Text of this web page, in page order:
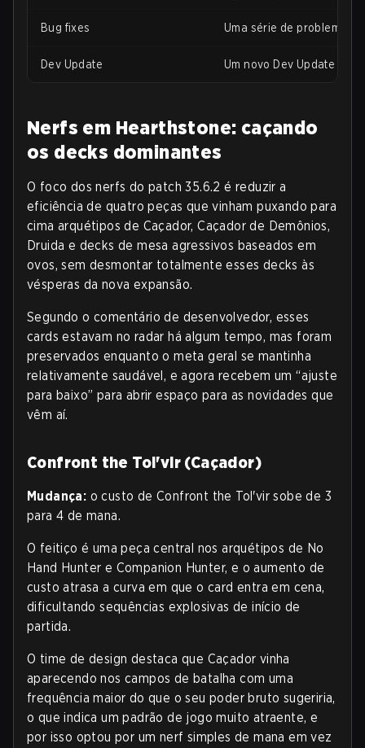
Bug fixes Uma série de problemas
Dev Update Um novo Dev Update
Nerfs em Hearthstone: caçando
os decks dominantes
O foco dos nerfs do patch 35.6.2 é reduzir a
eficiência de quatro peças que vinham puxando para
cima arquétipos de Caçador, Caçador de Demônios,
Druida e decks de mesa agressivos baseados em
ovos, sem desmontar totalmente esses decks às
vésperas da nova expansão.
Segundo o comentário de desenvolvedor, esses
cards estavam no radar há algum tempo, mas foram
preservados enquanto o meta geral se mantinha
relativamente saudável, e agora recebem um “ajuste
para baixo” para abrir espaço para as novidades que
vêm aí.
Confront the Tol'vir (Caçador)
Mudança: o custo de Confront the Tol'vir sobe de 3
para 4 de mana.
O feitiço é uma peça central nos arquétipos de No
Hand Hunter e Companion Hunter, e o aumento de
custo atrasa a curva em que o card entra em cena,
dificultando sequências explosivas de início de
partida.
O time de design destaca que Caçador vinha
aparecendo nos campos de batalha com uma
frequência maior do que o seu poder bruto sugeriria,
o que indica um padrão de jogo muito atraente, e
por isso optou por um nerf simples de mana em vez